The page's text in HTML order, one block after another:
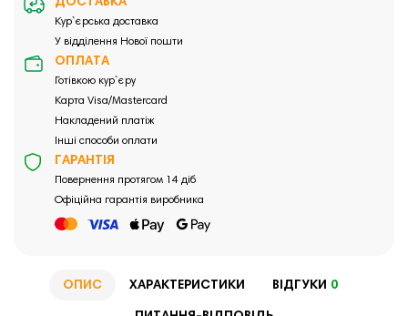
ДОСТАВКА
Кур`єрська доставка
У відділення Нової пошти
ОПЛАТА
Готівкою кур`єру
Карта Visa/Mastercard
Накладений платіж
Інші способи оплати
ГАРАНТІЯ
Повернення протягом 14 діб
Офіційна гарантія виробника
ОПИС ХАРАКТЕРИСТИКИ ВІДГУКИ 0